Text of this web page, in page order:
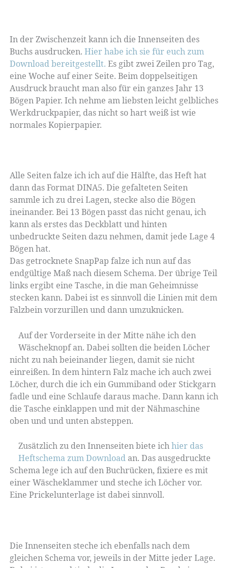
In der Zwischenzeit kann ich die Innenseiten des
Buchs ausdrucken. Hier habe ich sie für euch zum
Download bereitgestellt. Es gibt zwei Zeilen pro Tag,
eine Woche auf einer Seite. Beim doppelseitigen
Ausdruck braucht man also für ein ganzes Jahr 13
Bögen Papier. Ich nehme am liebsten leicht gelbliches
Werkdruckpapier, das nicht so hart weiß ist wie
normales Kopierpapier.
Alle Seiten falze ich ich auf die Hälfte, das Heft hat
dann das Format DINA5. Die gefalteten Seiten
sammle ich zu drei Lagen, stecke also die Bögen
ineinander. Bei 13 Bögen passt das nicht genau, ich
kann als erstes das Deckblatt und hinten
unbedruckte Seiten dazu nehmen, damit jede Lage 4
Bögen hat.
Das getrocknete SnapPap falze ich nun auf das
endgültige Maß nach diesem Schema. Der übrige Teil
links ergibt eine Tasche, in die man Geheimnisse
stecken kann. Dabei ist es sinnvoll die Linien mit dem
Falzbein vorzurillen und dann umzuknicken.
Auf der Vorderseite in der Mitte nähe ich den
Wäscheknopf an. Dabei sollten die beiden Löcher
nicht zu nah beieinander liegen, damit sie nicht
einreißen. In dem hintern Falz mache ich auch zwei
Löcher, durch die ich ein Gummiband oder Stickgarn
fadle und eine Schlaufe daraus mache. Dann kann ich
die Tasche einklappen und mit der Nähmaschine
oben und und unten absteppen.
Zusätzlich zu den Innenseiten biete ichhier das
Heftschema zum Downloadan. Das ausgedruckte
Schema lege ich auf den Buchrücken, fixiere es mit
einer Wäscheklammer und steche ich Löcher vor.
Eine Prickelunterlage ist dabei sinnvoll.
Die Innenseiten steche ich ebenfalls nach dem
gleichen Schema vor, jeweils in der Mitte jeder Lage.